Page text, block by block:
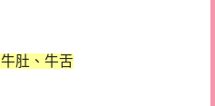
牛肚、牛舌